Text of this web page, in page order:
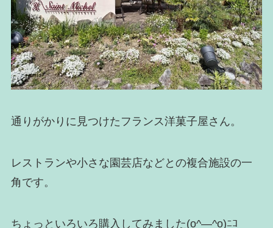
通りがかりに見つけたフランス洋菓子屋さん。
レストランや小さな園芸店などとの複合施設の一
角です。
ちょっといろいろ購入してみました(o^―^o)ﾆｺ